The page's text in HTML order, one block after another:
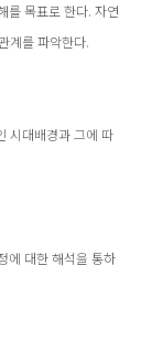
를 목표로 한다. 자연
계를 파악한다.
시대배경과 그에 따
에 대한 해석을 통하